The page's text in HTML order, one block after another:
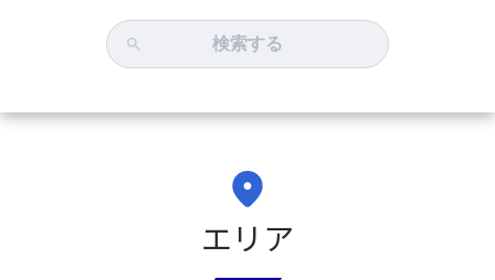
検索する
エリア